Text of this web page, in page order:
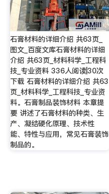
石膏材料的详细介绍 共63页_
图文_百度文库石膏材料的详细
介绍 共63页_材料科学_工程科
技_专业资料 336人阅读|30次
下载 石膏材料的详细介绍 共63
页_材料科学_工程科技_专业资
料。石膏制品装饰材料 本章提
要 讲述了石膏材料的种类、生
产、凝结硬化原理、技术性
能、特性与应用，常见石膏装饰
制品的。